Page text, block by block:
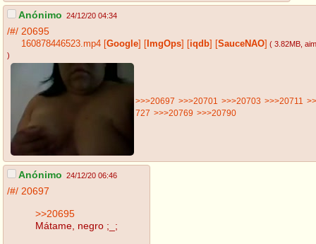
Anónimo 24/12/20 04:34
/#/ 20695
160878446523.mp4 Google ImgOps iqdb SauceNAO ( 3.82MB ,
)
>>>20697 >>>20701 >>>20703 >>>20711
727 >>>20769 >>>20790
Anónimo 24/12/20 06:46
/#/ 20697
>>20695
Mátame, negro ;_;